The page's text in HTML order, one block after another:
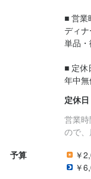
■ 営業
ディ
単品
■ 定休
年中
定休日
営業
ので、
予算
￥
￥